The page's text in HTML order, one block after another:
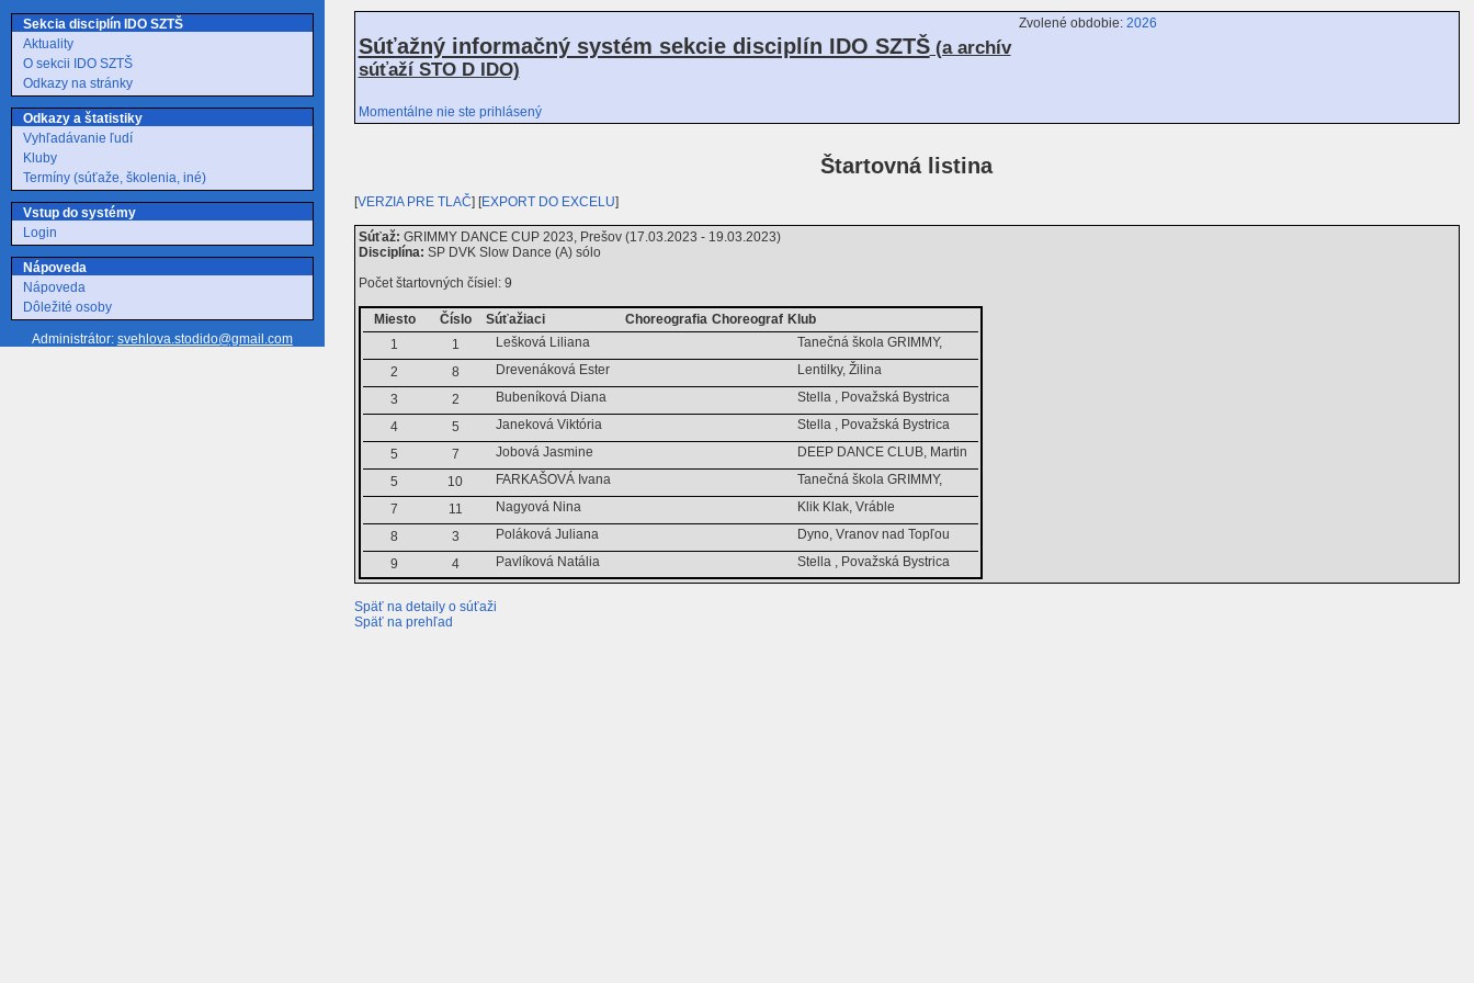
Sekcia disciplín IDO SZTŠ
Aktuality
O sekcii IDO SZTŠ
Odkazy na stránky
Odkazy a štatistiky
Vyhľadávanie ľudí
Kluby
Termíny (súťaže, školenia, iné)
Vstup do systémy
Login
Nápoveda
Nápoveda
Dôležité osoby
Administrátor: svehlova.stodido@gmail.com
Súťažný informačný systém sekcie disciplín IDO SZTŠ(a archív
súťaží STO D IDO)
Zvolené obdobie: 2026
Momentálne nie ste prihlásený
Štartovná listina
[VERZIA PRE TLAČ] [EXPORT DO EXCELU]
Súťaž: GRIMMY DANCE CUP 2023, Prešov (17.03.2023 - 19.03.2023)
Disciplína: SP DVK Slow Dance (A) sólo
Počet štartovných čísiel: 9
Miesto Číslo Súťažiaci Choreografia Choreograf Klub
1
1 Lešková Liliana
Tanečná škola GRIMMY,
2
8 Drevenáková Ester
Lentilky, Žilina
3
2 Bubeníková Diana
Stella , Považská Bystrica
4
5 Janeková Viktória
Stella , Považská Bystrica
5
7 Jobová Jasmine
DEEP DANCE CLUB, Martin
5
10 FARKAŠOVÁ Ivana
Tanečná škola GRIMMY,
7
11 Nagyová Nina
Klik Klak, Vráble
8
3 Poláková Juliana
Dyno, Vranov nad Topľou
9
4 Pavlíková Natália Stella , Považská Bystrica
Späť na detaily o súťaži
Späť na prehľad